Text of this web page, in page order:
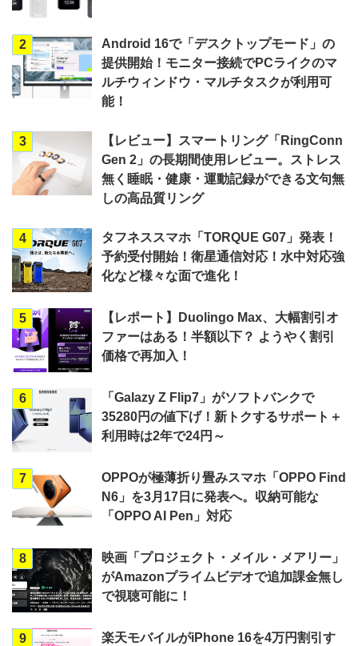
2
Android 16で「デスクトップモード」の
提供開始！モニター接続でPCライクのマ
ルチウィンドウ・マルチタスクが利用可
能！
3
【レビュー】スマートリング「RingConn
Gen 2」の長期間使用レビュー。ストレス
無く睡眠・健康・運動記録ができる文句無
しの高品質リング
4
タフネススマホ「TORQUE G07」発表！
予約受付開始！衛星通信対応！水中対応強
化など様々な面で進化！
5
【レポート】Duolingo Max、大幅割引オ
ファーはある！半額以下？ ようやく割引
価格で再加入！
6
「Galazy Z Flip7」がソフトバンクで
35280円の値下げ！新トクするサポート＋
利用時は2年で24円～
7
OPPOが極薄折り畳みスマホ「OPPO Find
N6」を3月17日に発表へ。収納可能な
「OPPO AI Pen」対応
8
映画「プロジェクト・メイル・メアリー」
がAmazonプライムビデオで追加課金無し
で視聴可能に！
9
楽天モバイルがiPhone 16を4万円割引す